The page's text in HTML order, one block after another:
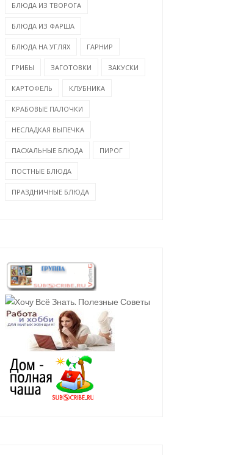
БЛЮДА ИЗ ТВОРОГА
БЛЮДА ИЗ ФАРША
БЛЮДА НА УГЛЯХ ГАРНИР
ГРИБЫ ЗАГОТОВКИ ЗАКУСКИ
КАРТОФЕЛЬ КЛУБНИКА
КРАБОВЫЕ ПАЛОЧКИ
НЕСЛАДКАЯ ВЫПЕЧКА
ПАСХАЛЬНЫЕ БЛЮДА ПИРОГ
ПОСТНЫЕ БЛЮДА
ПРАЗДНИЧНЫЕ БЛЮДА